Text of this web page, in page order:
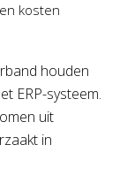
kosten
houden
ERP-systeem.
uit
in